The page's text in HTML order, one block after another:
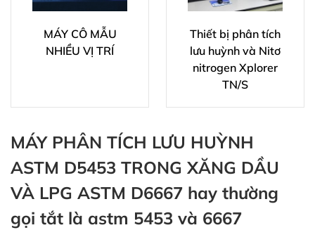
MÁY CÔ MẪU
NHIỀU VỊ TRÍ
Thiết bị phân tích
lưu huỳnh và Nitơ
nitrogen Xplorer
TN/S
MÁY PHÂN TÍCH LƯU HUỲNH
ASTM D5453 TRONG XĂNG DẦU
VÀ LPG ASTM D6667 hay thường
gọi tắt là astm 5453 và 6667